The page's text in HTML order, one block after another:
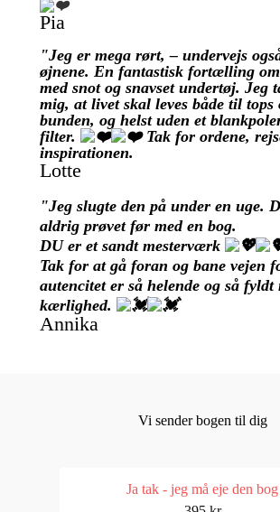
Pia
"Jeg er mega rørt, – undervejs
øjnene. En fantastisk fortælling
med snot og snavset undertøj. Jeg
mig, at livet skal leves både til tops
bunden, og helst uden et
filter.
Tak for ordene,
inspirationen.
Lotte
"Jeg slugte den på under en uge.
aldrig prøvet før med en bog.
DU er et sandt mesterværk
Tak for at gå foran og bane vejen
autencitet er så helende og så fyldt
kærlighed.
Annika
Vi sender bogen til dig
Ja tak - jeg må eje den bog